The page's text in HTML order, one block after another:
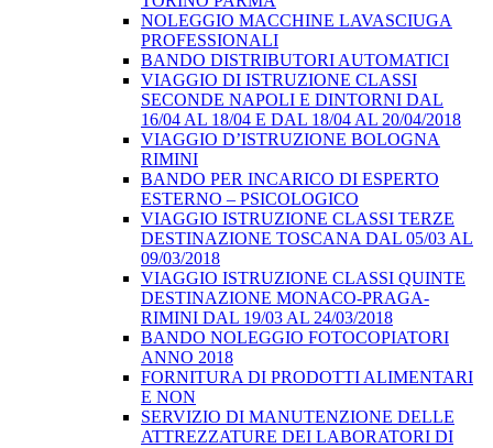
NOLEGGIO MACCHINE LAVASCIUGA
PROFESSIONALI
BANDO DISTRIBUTORI AUTOMATICI
VIAGGIO DI ISTRUZIONE CLASSI
SECONDE NAPOLI E DINTORNI DAL
16/04 AL 18/04 E DAL 18/04 AL 20/04/2018
VIAGGIO D’ISTRUZIONE BOLOGNA
RIMINI
BANDO PER INCARICO DI ESPERTO
ESTERNO – PSICOLOGICO
VIAGGIO ISTRUZIONE CLASSI TERZE
DESTINAZIONE TOSCANA DAL 05/03 AL
09/03/2018
VIAGGIO ISTRUZIONE CLASSI QUINTE
DESTINAZIONE MONACO-PRAGA-
RIMINI DAL 19/03 AL 24/03/2018
BANDO NOLEGGIO FOTOCOPIATORI
ANNO 2018
FORNITURA DI PRODOTTI ALIMENTARI
E NON
SERVIZIO DI MANUTENZIONE DELLE
ATTREZZATURE DEI LABORATORI DI